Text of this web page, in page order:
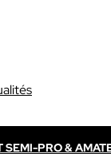
SEMI-PRO &